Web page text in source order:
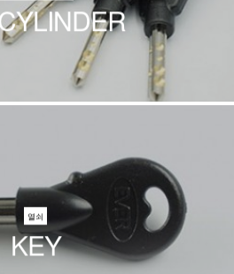
열쇠
KEY